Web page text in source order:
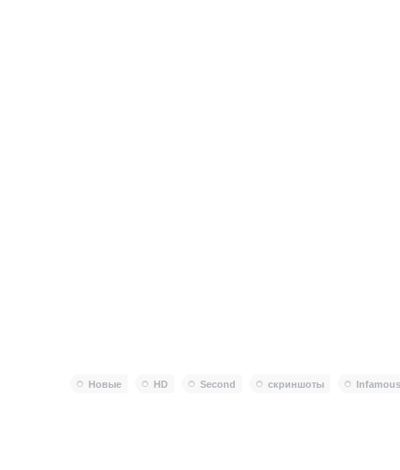
Новые HD Second скриншоты Infamous